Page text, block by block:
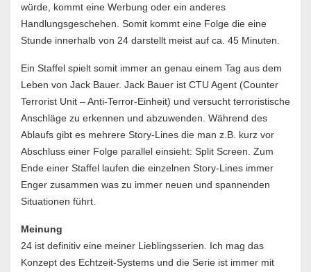
würde, kommt eine Werbung oder ein anderes
Handlungsgeschehen. Somit kommt eine Folge die eine
Stunde innerhalb von 24 darstellt meist auf ca. 45 Minuten.
Ein Staffel spielt somit immer an genau einem Tag aus dem
Leben von Jack Bauer. Jack Bauer ist CTU Agent (Counter
Terrorist Unit – Anti-Terror-Einheit) und versucht terroristische
Anschläge zu erkennen und abzuwenden. Während des
Ablaufs gibt es mehrere Story-Lines die man z.B. kurz vor
Abschluss einer Folge parallel einsieht: Split Screen. Zum
Ende einer Staffel laufen die einzelnen Story-Lines immer
Enger zusammen was zu immer neuen und spannenden
Situationen führt.
Meinung
24 ist definitiv eine meiner Lieblingsserien. Ich mag das
Konzept des Echtzeit-Systems und die Serie ist immer mit